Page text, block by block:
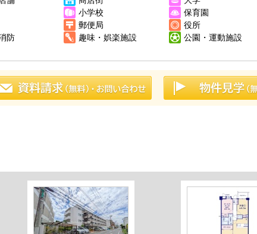
小学校 保育園
郵便局 役所
防 趣味・娯楽施設 公園・運動施設